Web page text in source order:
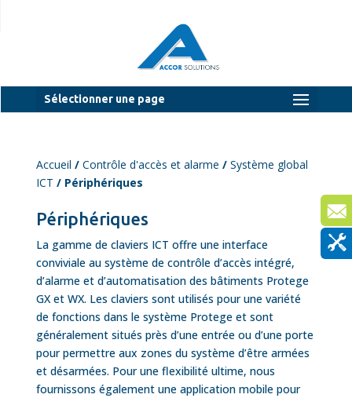
Sélectionner une page
Accueil / Contrôle d'accès et alarme / Système global
ICT / Périphériques
Périphériques
La gamme de claviers ICT offre une interface
conviviale au système de contrôle d’accès intégré,
d’alarme et d’automatisation des bâtiments Protege
GX et WX. Les claviers sont utilisés pour une variété
de fonctions dans le système Protege et sont
généralement situés près d’une entrée ou d’une porte
pour permettre aux zones du système d’être armées
et désarmées. Pour une flexibilité ultime, nous
fournissons également une application mobile pour